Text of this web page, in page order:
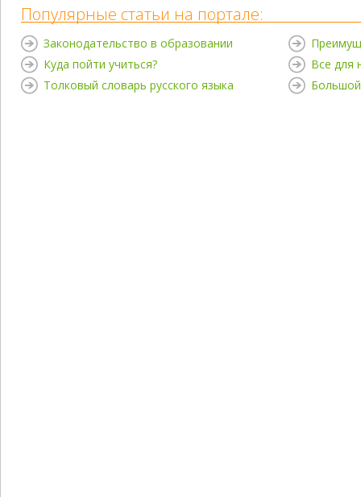
Популярные статьи на портале:
Законодательство в образовании
Куда пойти учиться?
Толковый словарь русского языка
Все для
Большой